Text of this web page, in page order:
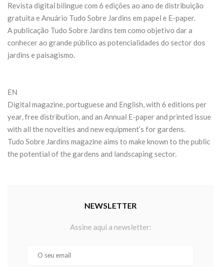
Revista digital bilingue com 6 edições ao ano de distribuição
gratuita e Anuário Tudo Sobre Jardins em papel e E-paper.
A publicação Tudo Sobre Jardins tem como objetivo dar a
conhecer ao grande público as potencialidades do sector dos
jardins e paisagismo.
EN
Digital magazine, portuguese and English, with 6 editions per
year, free distribution, and an Annual E-paper and printed issue
with all the novelties and new equipment’s for gardens.
Tudo Sobre Jardins magazine aims to make known to the public
the potential of the gardens and landscaping sector.
NEWSLETTER
Assine aqui a newsletter: